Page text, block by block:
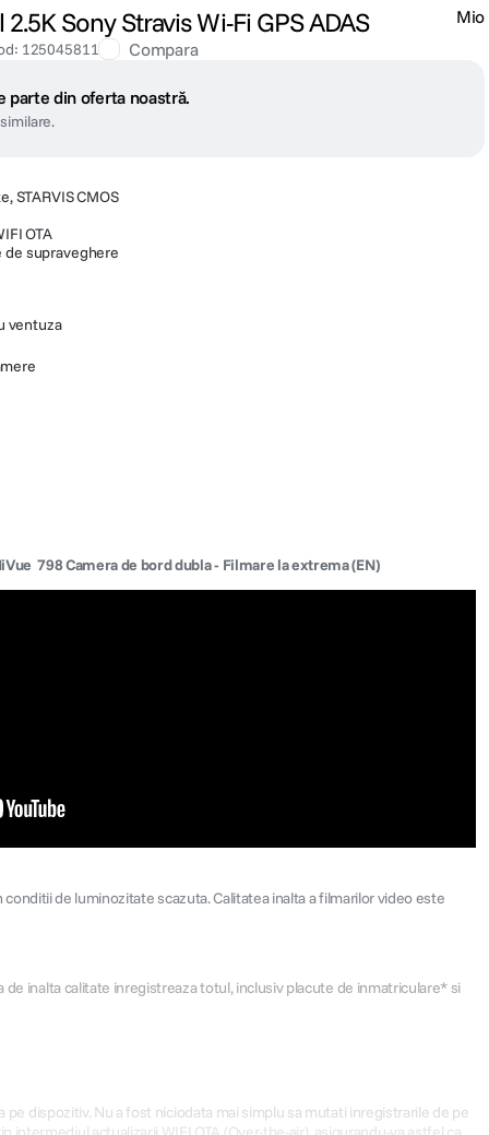
Sony Stravis Wi-Fi GPS ADAS
: 125045811 Compara
Mio
parte din oferta noastră.
STARVIS CMOS
OTA
de supraveghere
ventuza
 798 Camera de bord dubla - Filmare la extrema (EN)
conditii de luminozitate scazuta. Calitatea inalta a filmarilor video este
de inalta calitate inregistreaza totul, inclusiv placute de inmatriculare* si
dispozitiv. Nu a fost niciodata mai simplu sa mutati inregistrarile de pe